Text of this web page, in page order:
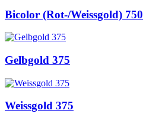
Bicolor (Rot-/Weissgold) 750
Gelbgold 375
Weissgold 375